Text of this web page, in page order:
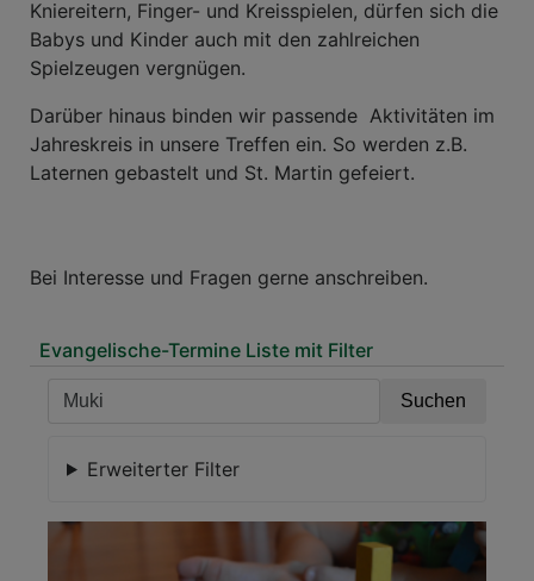
Kniereitern, Finger- und Kreisspielen, dürfen sich die
Babys und Kinder auch mit den zahlreichen
Spielzeugen vergnügen.
Darüber hinaus binden wir passende Aktivitäten im
Jahreskreis in unsere Treffen ein. So werden z.B.
Laternen gebastelt und St. Martin gefeiert.
Bei Interesse und Fragen gerne anschreiben.
Evangelische-Termine Liste mit Filter
Erweiterter Filter